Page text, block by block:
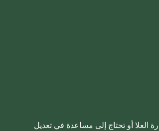
العلا أو تحتاج إلى مساعدة في تعديل